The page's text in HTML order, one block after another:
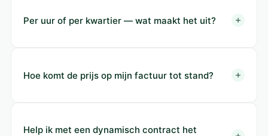
Per uur of per kwartier — wat maakt het uit?
Hoe komt de prijs op mijn factuur tot stand?
Help ik met een dynamisch contract het